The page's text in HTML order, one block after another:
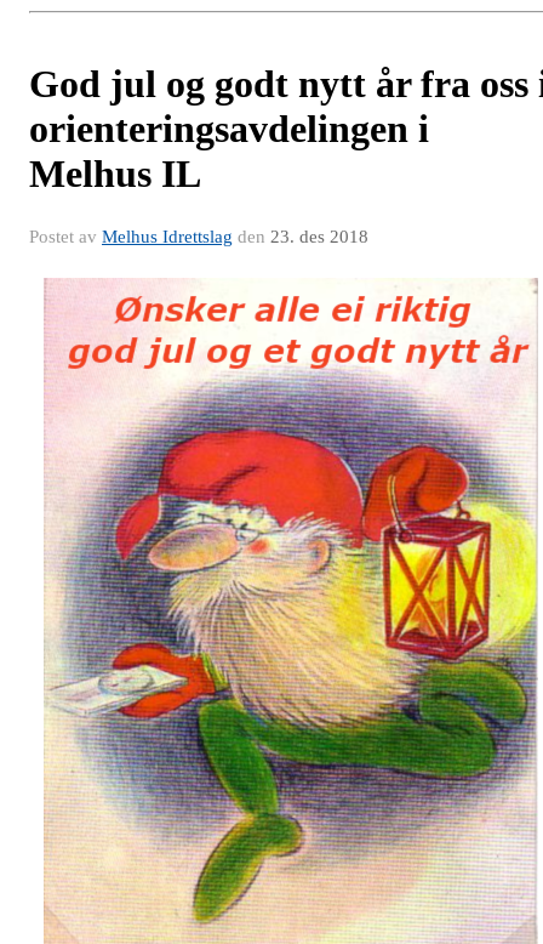
God jul og godt nytt år fra oss
orienteringsavdelingen i
Melhus IL
Postet av Melhus Idrettslag den 23. des 2018